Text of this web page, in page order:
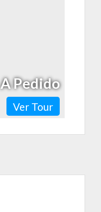
Ver Tour
A Pedido